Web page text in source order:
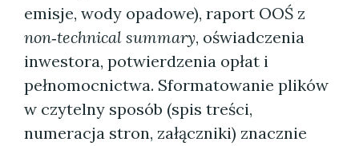
emisje, wody opadowe), raport OOŚ z
non‑technical summary, oświadczenia
inwestora, potwierdzenia opłat i
pełnomocnictwa. Sformatowanie plików
w czytelny sposób (spis treści,
numeracja stron, załączniki) znacznie